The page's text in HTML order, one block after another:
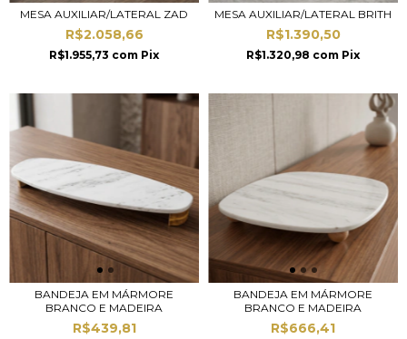
MESA AUXILIAR/LATERAL ZAD
R$2.058,66
R$1.955,73 com Pix
MESA AUXILIAR/LATERAL BRITH
R$1.390,50
R$1.320,98 com Pix
BANDEJA EM MÁRMORE
BRANCO E MADEIRA
R$439,81
BANDEJA EM MÁRMORE
BRANCO E MADEIRA
R$666,41